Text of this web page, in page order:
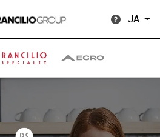
JA
ュ
ダウン
ロード
もっ
と見